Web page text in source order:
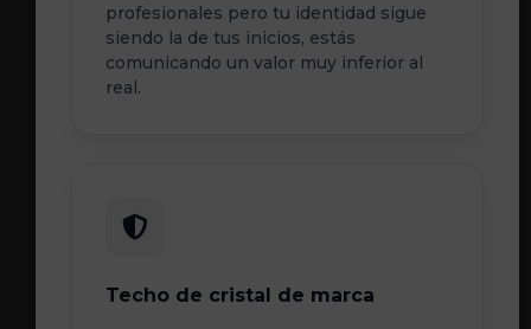
profesionales pero tu identidad sigue
siendo la de tus inicios, estás
comunicando un valor muy inferior al
real.
Techo de cristal de marca